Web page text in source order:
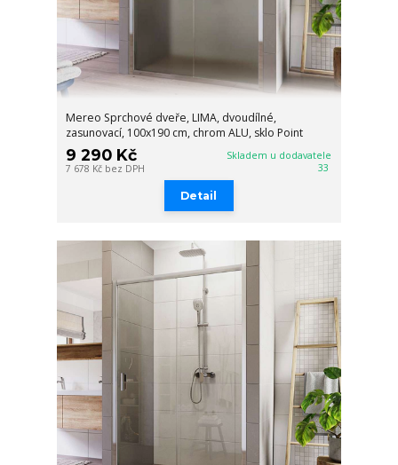
Mereo Sprchové dveře, LIMA, dvoudílné,
zasunovací, 100x190 cm, chrom ALU, sklo Point
9 290 Kč
7 678 Kč bez DPH
Skladem u dodavatele
33
Detail